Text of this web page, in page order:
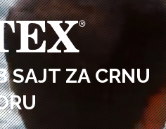
SAJT ZA CRNU